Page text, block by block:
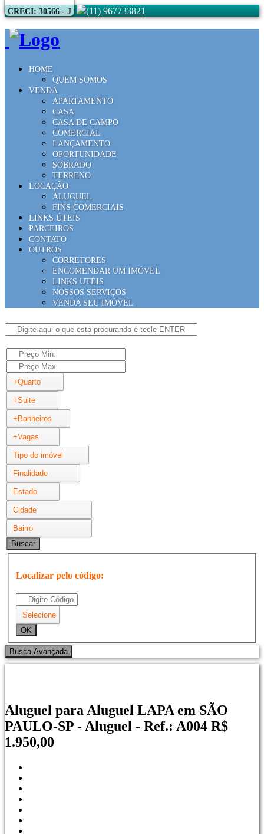
CRECI: 30566 - J (11) 967733821
HOME
QUEM SOMOS
VENDA
APARTAMENTO
CASA
CASA DE CAMPO
COMERCIAL
LANÇAMENTO
OPORTUNIDADE
SOBRADO
TERRENO
LOCAÇÃO
ALUGUEL
FINS COMERCIAIS
LINKS ÚTEIS
PARCEIROS
CONTATO
OUTROS
CORRETORES
ENCOMENDAR UM IMÓVEL
LINKS UTÉIS
NOSSOS SERVIÇOS
VENDA SEU IMÓVEL
Localizar pelo código:
Aluguel para Aluguel LAPA em SÃO
PAULO-SP - Aluguel - Ref.: A004 R$
1.950,00